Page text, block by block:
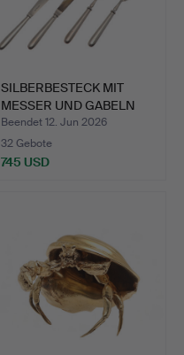
SILBERBESTECK MIT
MESSER UND GABELN
FÜR AC…
Beendet 12. Jun 2026
32 Gebote
745 USD